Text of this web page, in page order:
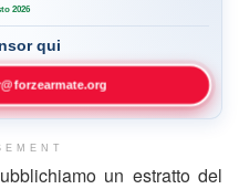
2026
qui
un estratto del